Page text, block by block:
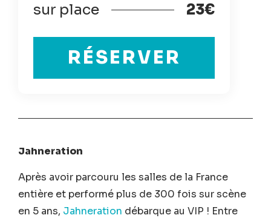
sur place
23€
RÉSERVER
Jahneration
Après avoir parcouru les salles de la France
entière et performé plus de 300 fois sur scène
en 5 ans, Jahneration débarque au VIP ! Entre